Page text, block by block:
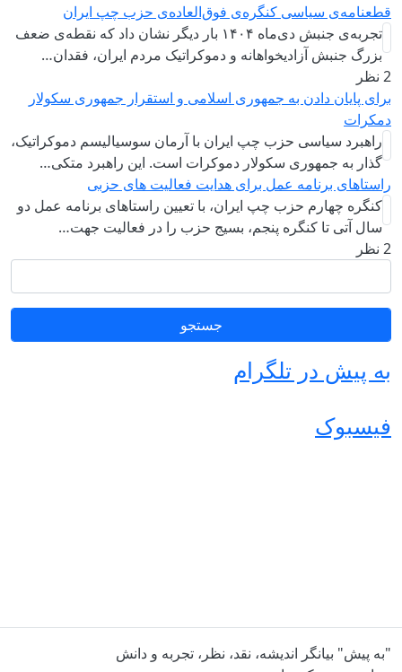
قطعنامه‌ی سیاسی کنگره‌ی فوق‌العاده‌ی حزب چپ ایران
تجربه‌ی جنبش دی‌ماه ۱۴۰۴ بار دیگر نشان داد که نقطه‌ی ضعف
بزرگ جنبش آزادیخواهانه و دموکراتیک مردم ایران، فقدان…
2 نظر
برای پایان دادن به جمهوری اسلامی و استقرار جمهوری سکولار
دمکرات
راهبرد سياسی حزب چپ ایران با آرمان سوسیالیسم دموکراتیک،
گذار به جمهوری سکولار دموکرات است. این راهبرد متکی…
راستاهای برنامه عمل برای هدایت فعالیت های حزبی
کنگره چهارم حزب چپ ایران، با تعیین راستاهای برنامه عمل دو
سال آتی تا کنگره پنجم، بسیج حزب را در فعالیت جهت…
2 نظر
به پیش در تلگرام
فیسبوک
"به پیش" بیانگر اندیشه، نقد، نظر، تجربه و دانش